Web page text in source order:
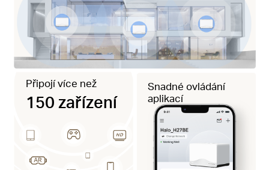
Připojí více než
150 zařízení
Snadné ovládání
aplikací